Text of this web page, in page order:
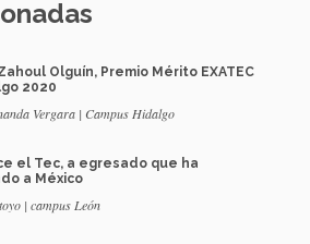
Olguín, Premio Mérito EXATEC
2020
Vergara | Campus Hidalgo
el Tec, a egresado que ha
a México
| campus León